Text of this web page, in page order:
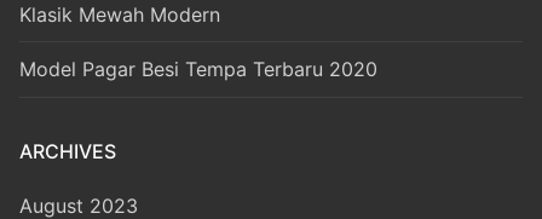
Klasik Mewah Modern
Model Pagar Besi Tempa Terbaru 2020
ARCHIVES
August 2023